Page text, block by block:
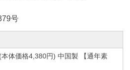
号
体価格4,380円) 中国製 【通年素